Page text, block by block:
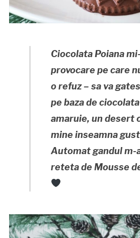
Ciocolata Poiana
provocare pe care
o refuz – sa va
pe baza de
amaruie, un desert
mine inseamna
Automat gandul m-
reteta de Mousse